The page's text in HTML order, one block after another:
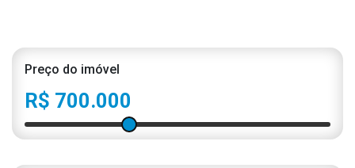
Preço do imóvel
R$ 700.000